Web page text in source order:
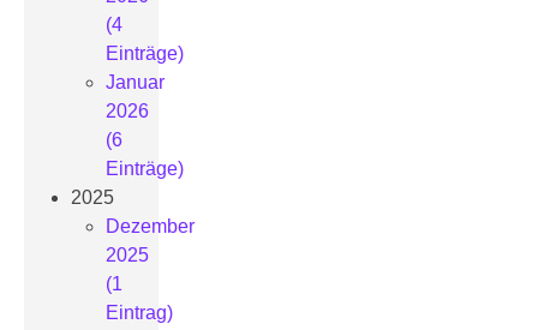
(4
Einträge)
Januar
2026
(6
Einträge)
2025
Dezember
2025
(1
Eintrag)